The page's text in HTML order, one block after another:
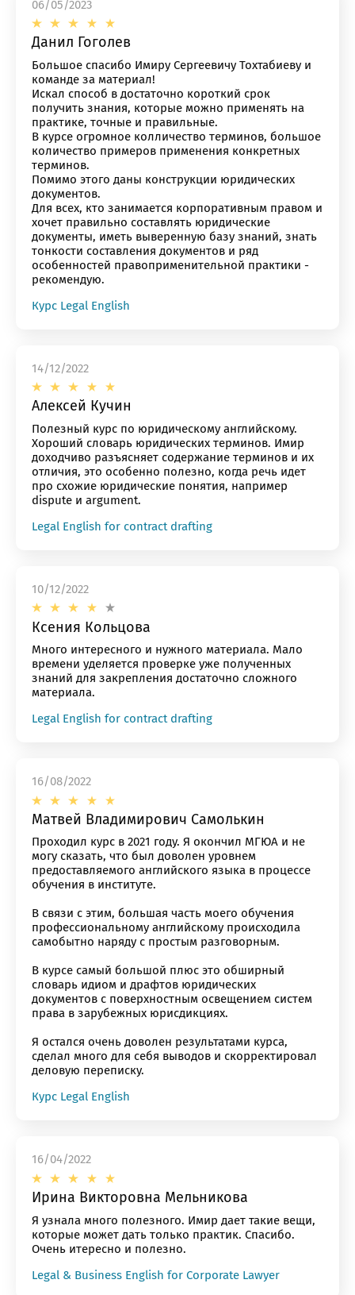
06/05/2023
Данил Гоголев
Большое спасибо Имиру Сергеевичу Тохтабиеву и
команде за материал!
Искал способ в достаточно короткий срок
получить знания, которые можно применять на
практике, точные и правильные.
В курсе огромное колличество терминов, большое
количество примеров применения конкретных
терминов.
Помимо этого даны конструкции юридических
документов.
Для всех, кто занимается корпоративным правом и
хочет правильно составлять юридические
документы, иметь выверенную базу знаний, знать
тонкости составления документов и ряд
особенностей правоприменительной практики -
рекомендую.
Курс Legal English
14/12/2022
Алексей Кучин
Полезный курс по юридическому английскому.
Хороший словарь юридических терминов. Имир
доходчиво разъясняет содержание терминов и их
отличия, это особенно полезно, когда речь идет
про схожие юридические понятия, например
dispute и argument.
Legal English for contract drafting
10/12/2022
Ксения Кольцова
Много интересного и нужного материала. Мало
времени уделяется проверке уже полученных
знаний для закрепления достаточно сложного
материала.
Legal English for contract drafting
16/08/2022
Матвей Владимирович Самолькин
Проходил курс в 2021 году. Я окончил МГЮА и не
могу сказать, что был доволен уровнем
предоставляемого английского языка в процессе
обучения в институте.
В связи с этим, большая часть моего обучения
профессиональному английскому происходила
самобытно наряду с простым разговорным.
В курсе самый большой плюс это обширный
словарь идиом и драфтов юридических
документов с поверхностным освещением систем
права в зарубежных юрисдикциях.
Я остался очень доволен результатами курса,
сделал много для себя выводов и скорректировал
деловую переписку.
Курс Legal English
16/04/2022
Ирина Викторовна Мельникова
Я узнала много полезного. Имир дает такие вещи,
которые может дать только практик. Спасибо.
Очень итересно и полезно.
Legal & Business English for Corporate Lawyer
кнопку “Отправить”, вы даетесогласиена
персональных данных на основанииПолитики
конфиденциальности.